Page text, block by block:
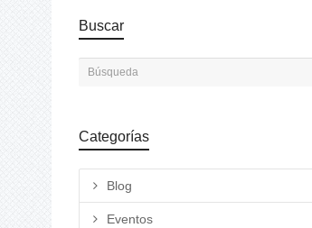
Buscar
Categorías
Blog
Eventos